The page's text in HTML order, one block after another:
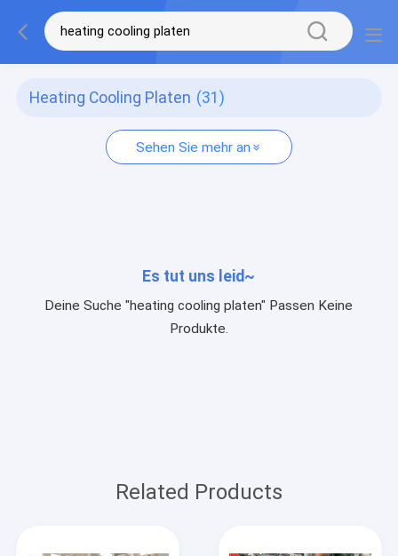
Heating Cooling Platen (31)
Sehen Sie mehr an
Es tut uns leid~
Deine Suche "heating cooling platen" Passen Keine
Produkte.
Related Products